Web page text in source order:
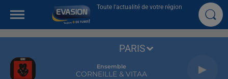
Toute l'actualité de votre région
Ensemble
CORNEILLE & VITAA
PARIS